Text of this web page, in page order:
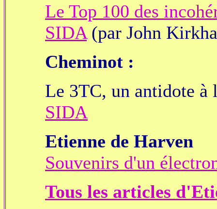
Le Top 100 des
SIDA(par John
Cheminot :
Le 3TC, un antidote
SIDA
Etienne de Harven
Souvenirs d'un
Tous les articles